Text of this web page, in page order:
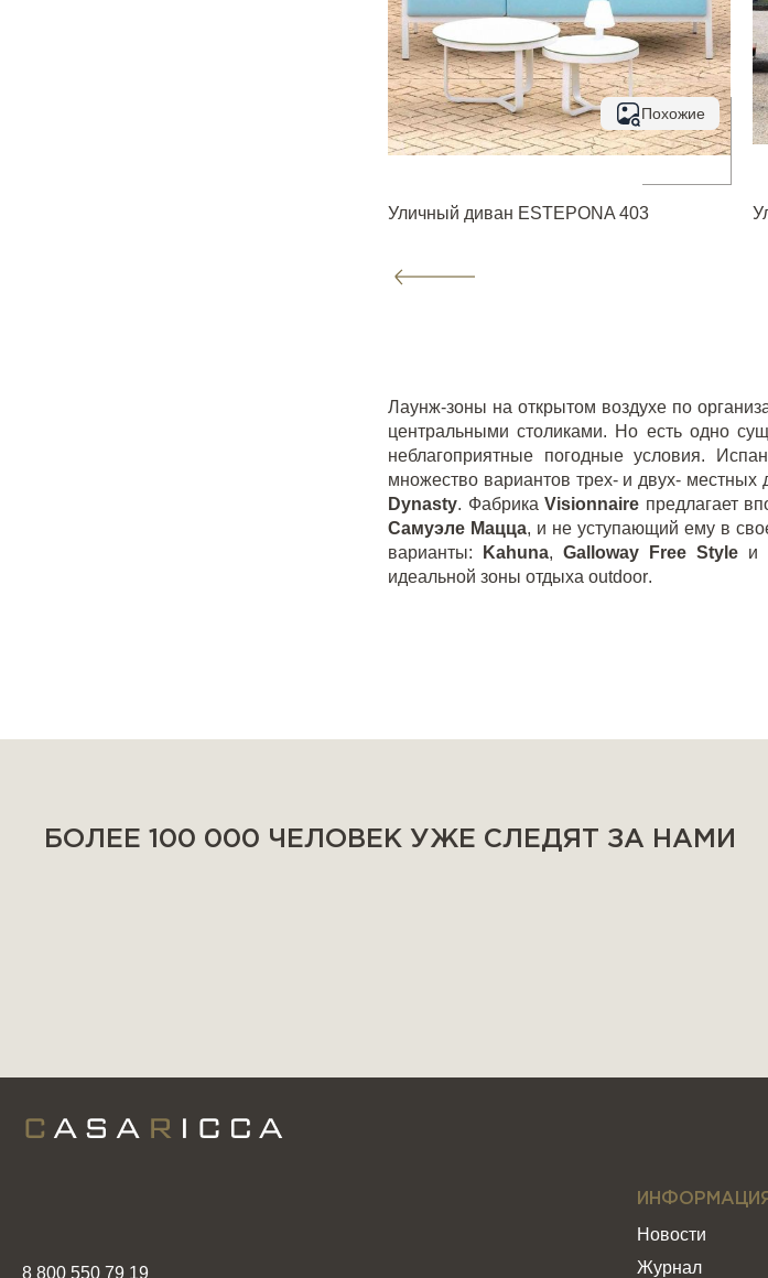
Похожие
Уличный диван ESTEPONA 403
Лаунж-зоны на открытом воздухе по
центральными столиками. Но есть одно
неблагоприятные погодные условия.
множество вариантов трех- и двух- местных
Dynasty. ФабрикаVisionnaire предлагает
Самуэле Мацца, и не уступающий ему в
варианты:
Kahuna, Galloway Free Styleи
идеальной зоны отдыха outdoor.
БОЛЕЕ 100 000 ЧЕЛОВЕК УЖЕ СЛЕДЯТ ЗА НАМИ
8 800 550 79 19
ИНФОРМАЦИЯ
Новости
Журнал